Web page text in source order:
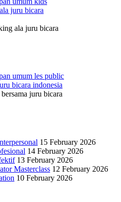
ala juru bicara
juru bicara
15 February 2026
14 February 2026
13 February 2026
Masterclass 12 February 2026
10 February 2026